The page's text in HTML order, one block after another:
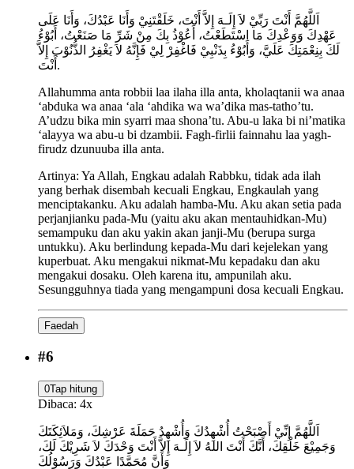
اَللَّهُمَّ أَنْتَ رَبِّيْ لاَ إِلَـهَ إِلاَّ أَنْتَ، خَلَقْتَنِيْ وَأَنَا عَبْدُكَ، وَأَنَا عَلَى
عَهْدِكَ وَوَعْدِكَ مَا اسْتَطَعْتُ، أَعُوْذُ بِكَ مِنْ شَرِّ مَا صَنَعْتُ، أَبُوْءُ
لَكَ بِنِعْمَتِكَ عَلَيَّ، وَأَبُوْءُ بِذَنْبِيْ فَاغْفِرْ لِيْ فَإِنَّهُ لاَ يَغْفِرُ الذُّنُوْبَ إِلاَّ
أَنْتَ.
Allahumma anta robbii laa ilaha illa anta, kholaqtanii wa anaa
‘abduka wa anaa ‘ala ‘ahdika wa wa’dika mas-tatho’tu.
A’udzu bika min syarri maa shona’tu. Abu-u laka bi ni’matika
‘alayya wa abu-u bi dzambii. Fagh-firlii fainnahu laa yagh-
firudz dzunuuba illa anta.
Artinya: Ya Allah, Engkau adalah Rabbku, tidak ada ilah
yang berhak disembah kecuali Engkau, Engkaulah yang
menciptakanku. Aku adalah hamba-Mu. Aku akan setia pada
perjanjianku pada-Mu (yaitu aku akan mentauhidkan-Mu)
semampuku dan aku yakin akan janji-Mu (berupa surga
untukku). Aku berlindung kepada-Mu dari kejelekan yang
kuperbuat. Aku mengakui nikmat-Mu kepadaku dan aku
mengakui dosaku. Oleh karena itu, ampunilah aku.
Sesungguhnya tiada yang mengampuni dosa kecuali Engkau.
Faedah
#6
0Tap hitung
Dibaca: 4x
اَللَّهُمَّ إِنِّيْ أَصْبَحْتُ أُشْهِدُكَ وَأُشْهِدُ حَمَلَةَ عَرْشِكَ، وَمَلاَئِكَتَكَ
وَجَمِيْعَ خَلْقِكَ، أَنَّكَ أَنْتَ اللهُ لاَ إِلَـهَ إِلاَّ أَنْتَ وَحْدَكَ لاَ شَرِيْكَ لَكَ،
وَأَنَّ مُحَمَّدًا عَبْدُكَ وَرَسُوْلُكَ